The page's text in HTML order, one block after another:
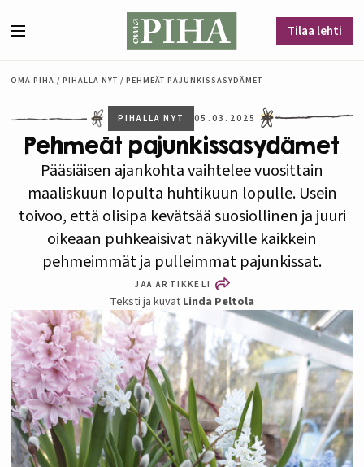
Tilaa lehti
OMA PIHA / PIHALLA NYT / PEHMEÄT PAJUNKISSASYDÄMET
PIHALLA NYT 05.03.2025
Pehmeät pajunkissasydämet
Pääsiäisen ajankohta vaihtelee vuosittain
maaliskuun lopulta huhtikuun lopulle. Usein
toivoo, että olisipa kevätsää suosiollinen ja juuri
oikeaan puhkeaisivat näkyville kaikkein
pehmeimmät ja pulleimmat pajunkissat.
JAA ARTIKKELI
Teksti ja kuvat Linda Peltola